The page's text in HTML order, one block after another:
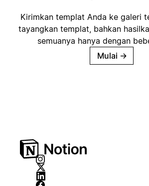
Kirimkan templat Anda ke galeri
tayangkan templat, bahkan
semuanya hanya dengan
Mulai →